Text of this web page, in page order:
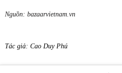
Nguồn: bazaarvietnam.vn
Tác giả: Cao Duy Phú